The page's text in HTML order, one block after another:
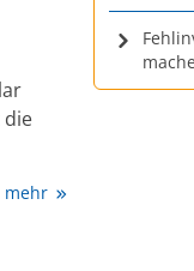
durch
ist
die
mehr